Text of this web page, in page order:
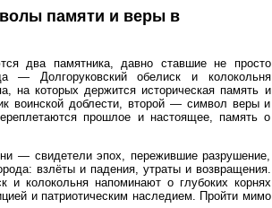
памяти и веры в
два памятника, давно ставшие не просто
— Долгоруковский обелиск и колокольня
на которых держится историческая память и
воинской доблести, второй — символ веры и
прошлое и настоящее, память о
— свидетели эпох, пережившие разрушение,
взлёты и падения, утраты и возвращения.
колокольня напоминают о глубоких корнях
и патриотическим наследием. Пройти мимо